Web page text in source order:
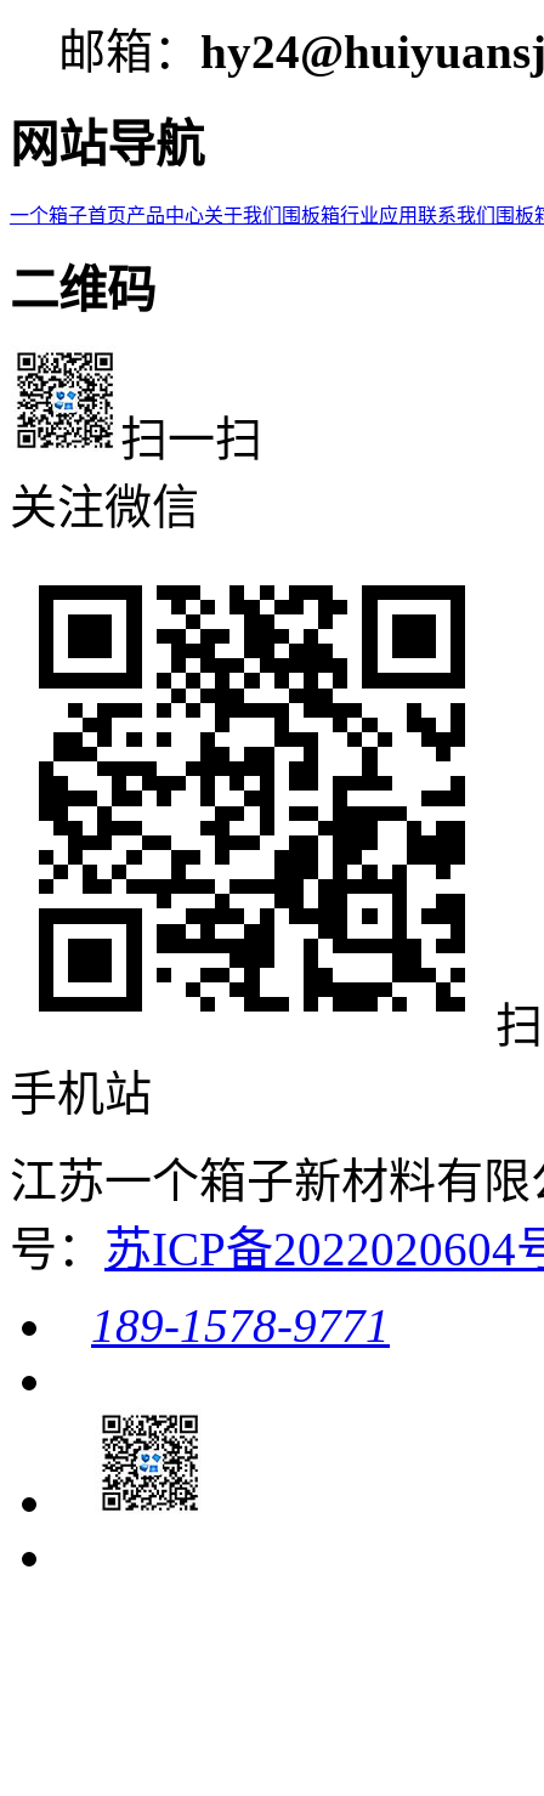
邮箱：
网站导航
一个箱子首页产品中心关于我们 围板箱行业应用联系我们 围板
二维码
扫一扫
关注微信
手机站
江苏一个箱子新材料有
号： 苏ICP备2022020604
189-1578-9771